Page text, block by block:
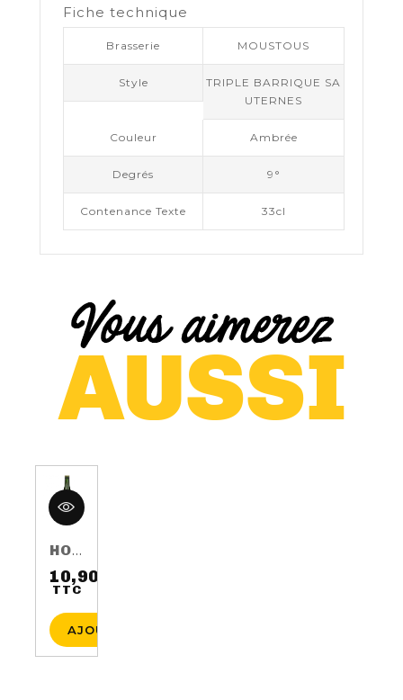
Fiche technique
Brasserie MOUSTOUS
Style
TRIPLE BARRIQUE SA
UTERNES
Couleur Ambrée
Degrés 9°
Contenance Texte 33cl
HOP HARVEST 2016 75CL 5.5%
10,90 €
TTCPrix
AJOUTER AU PANIER